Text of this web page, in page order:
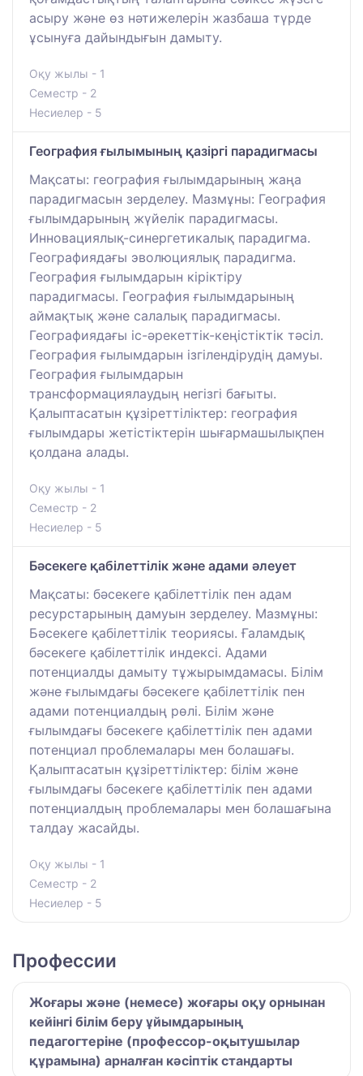
асыру және өз нәтижелерін жазбаша түрде
ұсынуға дайындығын дамыту.
Оқу жылы - 1
Семестр - 2
Несиелер - 5
География ғылымының қазіргі парадигмасы
Мақсаты: география ғылымдарының жаңа
парадигмасын зерделеу. Мазмұны: География
ғылымдарының жүйелік парадигмасы.
Инновациялық-синергетикалық парадигма.
Географиядағы эволюциялық парадигма.
География ғылымдарын кіріктіру
парадигмасы. География ғылымдарының
аймақтық және салалық парадигмасы.
Географиядағы іс-әрекеттік-кеңістіктік тәсіл.
География ғылымдарын ізгілендірудің дамуы.
География ғылымдарын
трансформациялаудың негізгі бағыты.
Қалыптасатын құзіреттіліктер: география
ғылымдары жетістіктерін шығармашылықпен
қолдана алады.
Оқу жылы - 1
Семестр - 2
Несиелер - 5
Бәсекеге қабілеттілік және адами әлеует
Мақсаты: бәсекеге қабілеттілік пен адам
ресурстарының дамуын зерделеу. Мазмұны:
Бәсекеге қабілеттілік теориясы. Ғаламдық
бәсекеге қабілеттілік индексі. Адами
потенциалды дамыту тұжырымдамасы. Білім
және ғылымдағы бәсекеге қабілеттілік пен
адами потенциалдың рөлі. Білім және
ғылымдағы бәсекеге қабілеттілік пен адами
потенциал проблемалары мен болашағы.
Қалыптасатын құзіреттіліктер: білім және
ғылымдағы бәсекеге қабілеттілік пен адами
потенциалдың проблемалары мен болашағына
талдау жасайды.
Оқу жылы - 1
Семестр - 2
Несиелер - 5
Профессии
Жоғары және (немесе) жоғары оқу орнынан
кейінгі білім беру ұйымдарының
педагогтеріне (профессор-оқытушылар
құрамына) арналған кәсіптік стандарты